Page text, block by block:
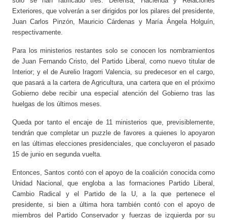
Exteriores, que volverán a ser dirigidos por los pilares del presidente,
Juan Carlos Pinzón, Mauricio Cárdenas y María Ángela Holguín,
respectivamente.
Para los ministerios restantes solo se conocen los nombramientos
de Juan Fernando Cristo, del Partido Liberal, como nuevo titular de
Interior; y el de Aurelio Iragorri Valencia, su predecesor en el cargo,
que pasará a la cartera de Agricultura, una cartera que en el próximo
Gobierno debe recibir una especial atención del Gobierno tras las
huelgas de los últimos meses.
Queda por tanto el encaje de 11 ministerios que, previsiblemente,
tendrán que completar un puzzle de favores a quienes lo apoyaron
en las últimas elecciones presidenciales, que concluyeron el pasado
15 de junio en segunda vuelta.
Entonces, Santos contó con el apoyo de la coalición conocida como
Unidad Nacional, que engloba a las formaciones Partido Liberal,
Cambio Radical y el Partido de la U, a la que pertenece el
presidente, si bien a última hora también contó con el apoyo de
miembros del Partido Conservador y fuerzas de izquierda por su